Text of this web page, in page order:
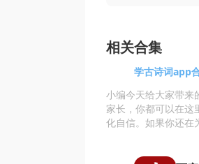
相关合集
学古诗词app
小编今天给大家带来
家长，你都可以在这
化自信。如果你还在